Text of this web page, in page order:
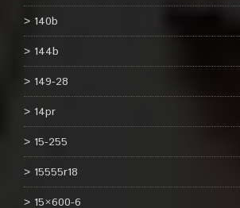
140b
144b
149-28
14pr
15-255
15555r18
15×600-6